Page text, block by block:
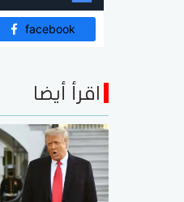
facebook
اقرأ أيضا